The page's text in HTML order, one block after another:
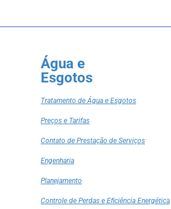
Água e
Esgotos
Tratamento de Água e Esgotos
Preços e Tarifas
Contato de Prestação de Serviços
Engenharia
Planejamento
Controle de Perdas e Eficiência Energética